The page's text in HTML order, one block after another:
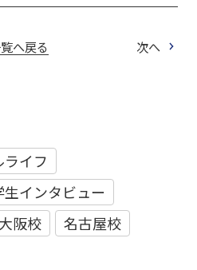
へ戻る 次へ
ライフ
生インタビュー
大阪校
名古屋校